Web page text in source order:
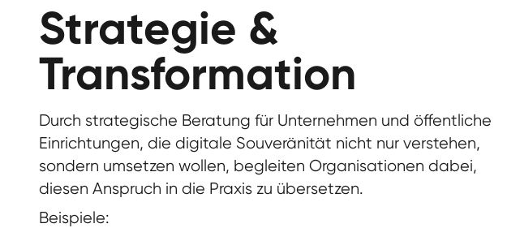
Strategie &
Transformation
Durch strategische Beratung für Unternehmen und öffentliche
Einrichtungen, die digitale Souveränität nicht nur verstehen,
sondern umsetzen wollen, begleiten Organisationen dabei,
diesen Anspruch in die Praxis zu übersetzen.
Beispiele: